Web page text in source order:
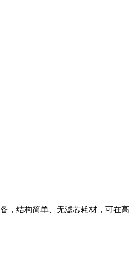
，结构简单、无滤芯耗材，可在高